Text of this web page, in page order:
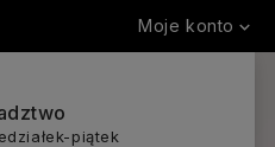
Moje konto 
piątek